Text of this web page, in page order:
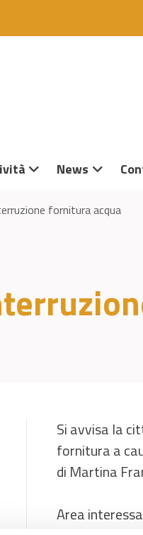
News
fornitura acqua
Si avvisa la
fornitura a
di Martina
Area